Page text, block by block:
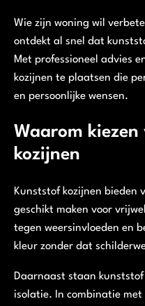
Wie zijn woning wil
ontdekt al snel dat
Met professioneel advies
kozijnen te plaatsen die
en persoonlijke wensen.
Waarom
kozijnen
Kunststof kozijnen bieden
geschikt maken voor
tegen weersinvloeden en
kleur zonder dat
Daarnaast staan
isolatie. In combinatie